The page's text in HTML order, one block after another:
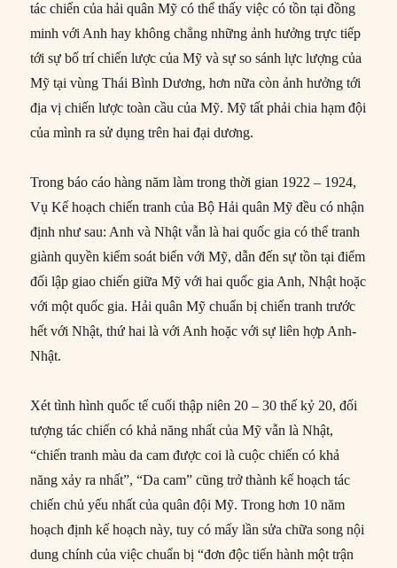
tác chiến của hải quân Mỹ có thể thấy việc có tồn tại đồng
minh với Anh hay không chẳng những ảnh hưởng trực tiếp
tới sự bố trí chiến lược của Mỹ và sự so sánh lực lượng của
Mỹ tại vùng Thái Bình Dương, hơn nữa còn ảnh hưởng tới
địa vị chiến lược toàn cầu của Mỹ. Mỹ tất phải chia hạm đội
của mình ra sử dụng trên hai đại dương.
Trong báo cáo hàng năm làm trong thời gian 1922 – 1924,
Vụ Kế hoạch chiến tranh của Bộ Hải quân Mỹ đều có nhận
định như sau: Anh và Nhật vẫn là hai quốc gia có thể tranh
giành quyền kiểm soát biển với Mỹ, dẫn đến sự tồn tại điểm
đối lập giao chiến giữa Mỹ với hai quốc gia Anh, Nhật hoặc
với một quốc gia. Hải quân Mỹ chuẩn bị chiến tranh trước
hết với Nhật, thứ hai là với Anh hoặc với sự liên hợp Anh-
Nhật.
Xét tình hình quốc tế cuối thập niên 20 – 30 thế kỷ 20, đối
tượng tác chiến có khả năng nhất của Mỹ vẫn là Nhật,
“chiến tranh màu da cam được coi là cuộc chiến có khả
năng xảy ra nhất”, “Da cam” cũng trở thành kế hoạch tác
chiến chủ yếu nhất của quân đội Mỹ. Trong hơn 10 năm
hoạch định kế hoạch này, tuy có mấy lần sửa chữa song nội
dung chính của việc chuẩn bị “đơn độc tiến hành một trận